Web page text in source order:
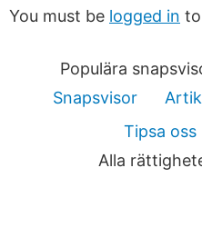
You must be logged in
Populära
Snapsvisor
Tipsa oss
Alla